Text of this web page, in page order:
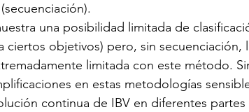
una posibilidad limitada de
ciertos objetivos) pero, sin secuenciación,
limitada con este método.
en estas metodologías
continua de IBV en diferentes